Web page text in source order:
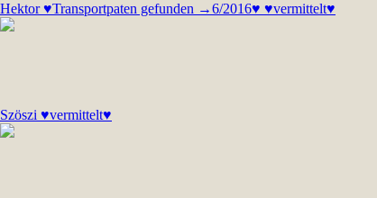
Hektor ♥Transportpaten gefunden →6/2016♥ ♥vermittelt♥
Szöszi ♥vermittelt♥